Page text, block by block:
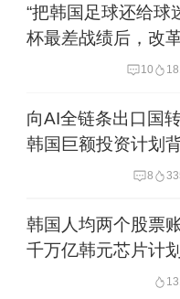
韩国前第一夫人金建
上海市朝鲜半
外经贸大学朝
斌对第一财经
“把韩国足球还给球
杯最差战绩后，改
韩国同步启动
10
向AI全链条出口国
韩国巨额投资计划
8
韩国人均两个股票
千万亿韩元芯片计
会“疯”到什么程度